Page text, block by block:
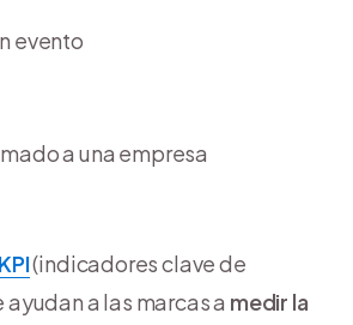
evento
a una empresa
KPI(indicadores clave de
a las marcas a medir la